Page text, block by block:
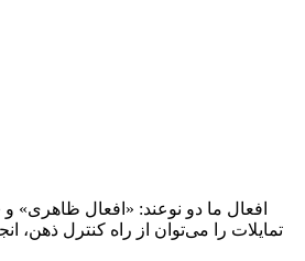
افعال ما دو نوعند: «افعال
تمایلات را می‌توان از راه کنترل